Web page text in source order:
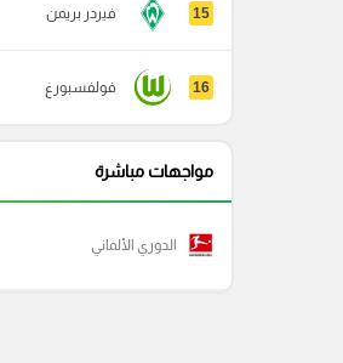
15 فيردر بريمن
16 فولفسبورغ
مواجهات مباشرة
الدوري الألماني